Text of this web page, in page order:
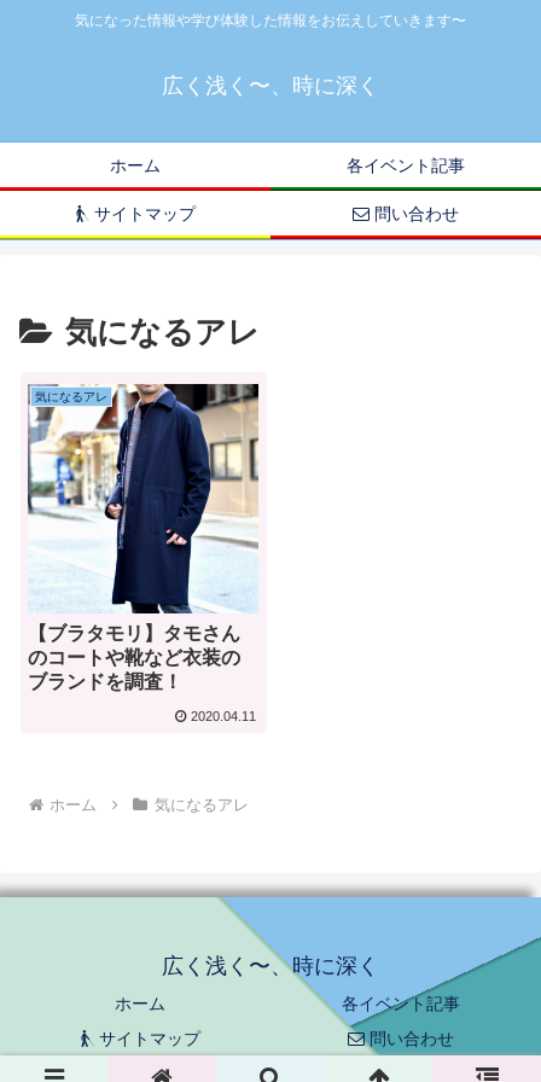
気になった情報や学び体験した情報をお伝えしていきます〜
広く浅く〜、時に深く
ホーム 各イベント記事
サイトマップ 問い合わせ
気になるアレ
気になるアレ
【ブラタモリ】タモさん
のコートや靴など衣装の
ブランドを調査！
2020.04.11
ホーム 気になるアレ
広く浅く〜、時に深く
ホーム
各イベント記事
サイトマップ
問い合わせ